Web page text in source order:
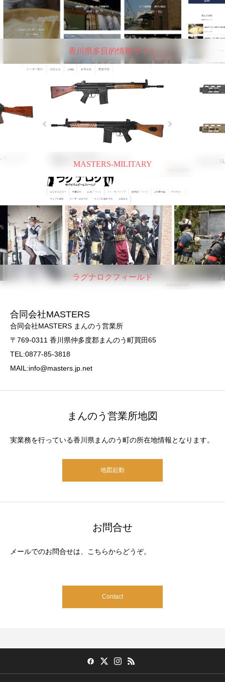
香川県多目的情報サイト
MASTERS-MILITARY
ラグナロクフィールド
合同会社MASTERS
合同会社MASTERS まんのう営業所
〒769-0311 香川県仲多度郡まんのう町買田65
TEL:0877-85-3818
MAIL:info@masters.jp.net
まんのう営業所地図
実業務を行っている香川県まんのう町の所在地情報となります。
地図起動
お問合せ
メールでのお問合せは、こちらからどうぞ。
Contact